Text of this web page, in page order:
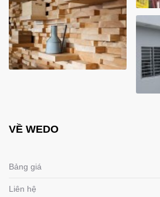
VỀ WEDO
Bảng giá
Liên hệ